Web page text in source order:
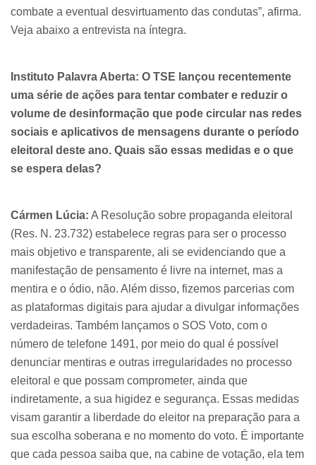
combate a eventual desvirtuamento das condutas”, afirma.
Veja abaixo a entrevista na íntegra.
Instituto Palavra Aberta: O TSE lançou recentemente
uma série de ações para tentar combater e reduzir o
volume de desinformação que pode circular nas redes
sociais e aplicativos de mensagens durante o período
eleitoral deste ano. Quais são essas medidas e o que
se espera delas?
Cármen Lúcia: A Resolução sobre propaganda eleitoral
(Res. N. 23.732) estabelece regras para ser o processo
mais objetivo e transparente, ali se evidenciando que a
manifestação de pensamento é livre na internet, mas a
mentira e o ódio, não. Além disso, fizemos parcerias com
as plataformas digitais para ajudar a divulgar informações
verdadeiras. Também lançamos o SOS Voto, com o
número de telefone 1491, por meio do qual é possível
denunciar mentiras e outras irregularidades no processo
eleitoral e que possam comprometer, ainda que
indiretamente, a sua higidez e segurança. Essas medidas
visam garantir a liberdade do eleitor na preparação para a
sua escolha soberana e no momento do voto. É importante
que cada pessoa saiba que, na cabine de votação, ela tem